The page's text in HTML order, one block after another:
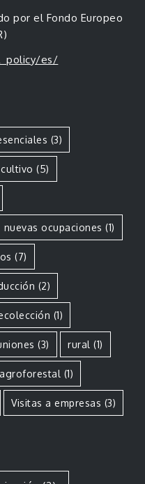
por el Fondo Europeo
es/
(3)
cultivo (5)
nuevas ocupaciones (1)
(7)
(2)
(1)
(3) rural (1)
(1)
Visitas a empresas (3)